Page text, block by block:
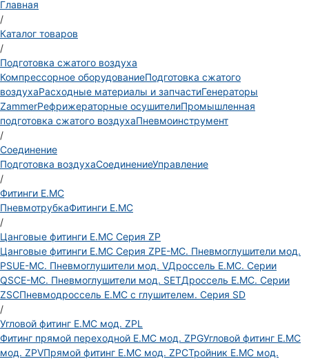
Главная
/
Каталог товаров
/
Подготовка сжатого воздуха
Компрессорное оборудованиеПодготовка сжатого
воздухаРасходные материалы и запчастиГенераторы
ZammerРефрижераторные осушителиПромышленная
подготовка сжатого воздухаПневмоинструмент
/
Соединение
Подготовка воздухаСоединениеУправление
/
Фитинги E.MC
ПневмотрубкаФитинги E.MC
/
Цанговые фитинги E.MC Серия ZP
Цанговые фитинги E.MC Серия ZPE-MC. Пневмоглушители мод.
PSUE-MC. Пневмоглушители мод. VДроссель E.MC. Серии
QSCE-MC. Пневмоглушители мод. SETДроссель E.MC. Серии
ZSCПневмодроссель E.MC с глушителем. Серия SD
/
Угловой фитинг E.MC мод. ZPL
Фитинг прямой переходной E.MC мод. ZPGУгловой фитинг E.MC
мод. ZPVПрямой фитинг E.MC мод. ZPCТройник E.MC мод.